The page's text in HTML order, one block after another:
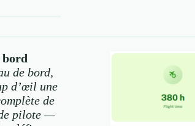
bord
de bord,
d’œil une
de
pilote —